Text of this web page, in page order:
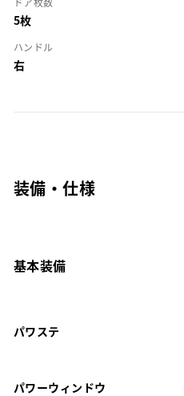
5枚
ハンドル
右
装備・仕様
基本装備
パワステ
パワーウィンドウ